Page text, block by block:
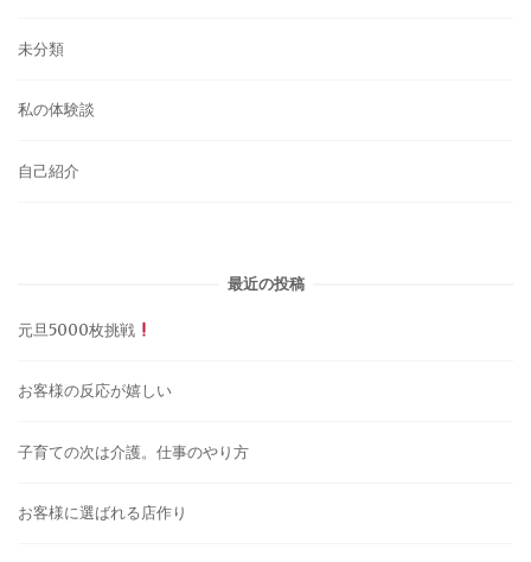
未分類
私の体験談
自己紹介
最近の投稿
元旦5000枚挑戦
お客様の反応が嬉しい
子育ての次は介護。仕事のやり方
お客様に選ばれる店作り